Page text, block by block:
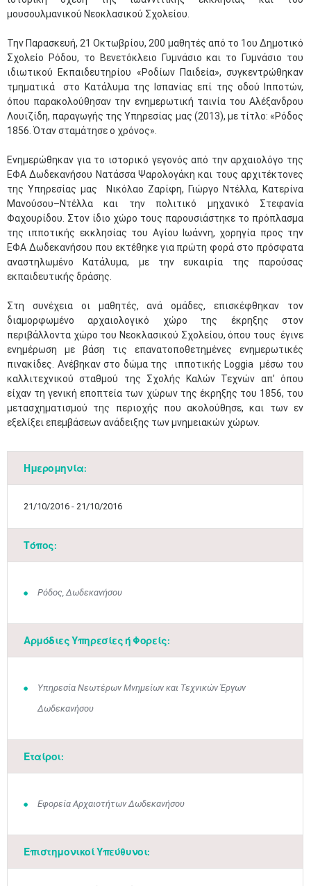
μουσουλμανικού Νεοκλασικού Σχολείου.
Την Παρασκευή, 21 Οκτωβρίου, 200 μαθητές από το 1ου Δημοτικό
Σχολείο Ρόδου, το Βενετόκλειο Γυμνάσιο και το Γυμνάσιο του
ιδιωτικού Εκπαιδευτηρίου «Ροδίων Παιδεία», συγκεντρώθηκαν
τμηματικά στο Κατάλυμα της Ισπανίας επί της οδού Ιπποτών,
όπου παρακολούθησαν την ενημερωτική ταινία του Αλέξανδρου
Λουιζίδη, παραγωγής της Υπηρεσίας μας (2013), με τίτλο: «Ρόδος
1856. Όταν σταμάτησε ο χρόνος».
Ενημερώθηκαν για το ιστορικό γεγονός από την αρχαιολόγο της
ΕΦΑ Δωδεκανήσου Νατάσσα Ψαρολογάκη και τους αρχιτέκτονες
της Υπηρεσίας μας Νικόλαο Ζαρίφη, Γιώργο Ντέλλα, Κατερίνα
Μανούσου–Ντέλλα και την πολιτικό μηχανικό Στεφανία
Φαχουρίδου. Στον ίδιο χώρο τους παρουσιάστηκε το πρόπλασμα
της ιπποτικής εκκλησίας του Αγίου Ιωάννη, χορηγία προς την
ΕΦΑ Δωδεκανήσου που εκτέθηκε για πρώτη φορά στο πρόσφατα
αναστηλωμένο Κατάλυμα, με την ευκαιρία της παρούσας
εκπαιδευτικής δράσης.
Στη συνέχεια οι μαθητές, ανά ομάδες, επισκέφθηκαν τον
διαμορφωμένο αρχαιολογικό χώρο της έκρηξης στον
περιβάλλοντα χώρο του Νεοκλασικού Σχολείου, όπου τους έγινε
ενημέρωση με βάση τις επανατοποθετημένες ενημερωτικές
πινακίδες. Ανέβηκαν στο δώμα της ιπποτικής Loggia μέσω του
καλλιτεχνικού σταθμού της Σχολής Καλών Τεχνών απ’ όπου
είχαν τη γενική εποπτεία των χώρων της έκρηξης του 1856, του
μετασχηματισμού της περιοχής που ακολούθησε, και των εν
εξελίξει επεμβάσεων ανάδειξης των μνημειακών χώρων.
Ημερομηνία:
21/10/2016 - 21/10/2016
Τόπος:
Ρόδος, Δωδεκανήσου
Αρμόδιες Υπηρεσίες ή Φορείς:
Υπηρεσία Νεωτέρων Μνημείων και Τεχνικών Έργων
Δωδεκανήσου
Εταίροι:
Εφορεία Αρχαιοτήτων Δωδεκανήσου
Επιστημονικοί Υπεύθυνοι: